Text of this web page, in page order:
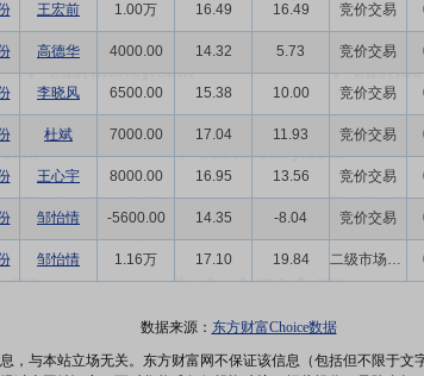
王宏前 1.00万 16.49 16.49 竞价交易
高德华 4000.00 14.32 5.73 竞价交易
李晓风 6500.00 15.38 10.00 竞价交易
杜斌 7000.00 17.04 11.93 竞价交易
王心宇 8000.00 16.95 13.56 竞价交易
邹怡情 -5600.00 14.35 -8.04 竞价交易
邹怡情 1.16万 17.10 19.84 二级市场买卖
数据来源： 东方财富Choice数据
，与本站立场无关。东方财富网不保证该信息（包括但不限于